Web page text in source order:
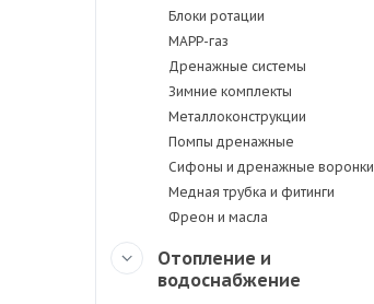
Блоки ротации
MAPP-газ
Дренажные системы
Зимние комплекты
Металлоконструкции
Помпы дренажные
Сифоны и дренажные воронки
Медная трубка и фитинги
Фреон и масла
Отопление и
водоснабжение